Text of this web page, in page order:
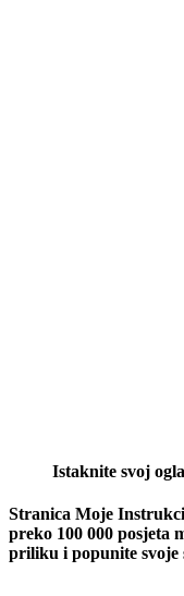
Istaknite svoj
Stranica Moje
preko 100 000 posjeta
priliku i popunite svoje